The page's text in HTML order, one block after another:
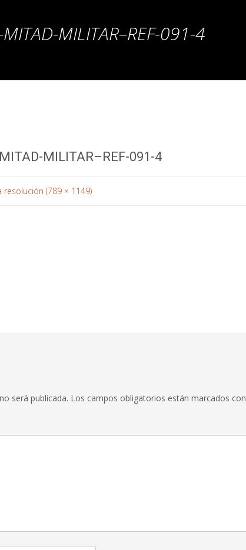
MILITAR–REF-091-4
MILITAR–REF-091-4
resolución (789 × 1149)
será publicada. Los campos obligatorios están marcados con